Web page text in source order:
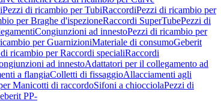
Pezzi di ricambio per TubiRaccordiPezzi di ricambio per
per Braghe d'ispezioneRaccordi SuperTubePezzi di
Congiunzioni ad innestoPezzi di ricambio per
per GuarnizioniMateriale di consumoGeberit
ricambio per Raccordi specialiRaccordi
ad innestoAdattatori per il collegamento ad
a flangiaColletti di fissaggioAllacciamenti agli
Manicotti di raccordoSifoni a chiocciolaPezzi di
PP-